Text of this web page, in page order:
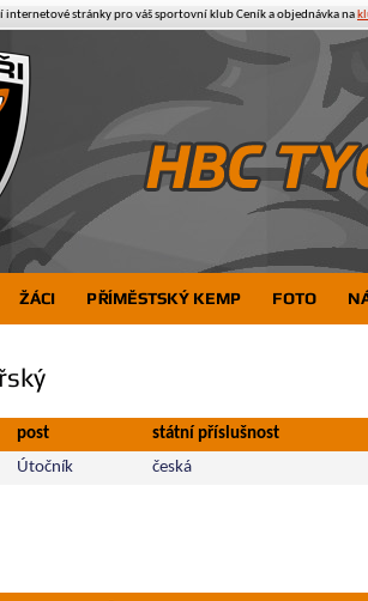
internetové stránky pro váš sportovní klubCeník a objednávka na
ŽÁCI PŘÍMĚSTSKÝ KEMP FOTO
post
státní příslušnost
Útočník česká